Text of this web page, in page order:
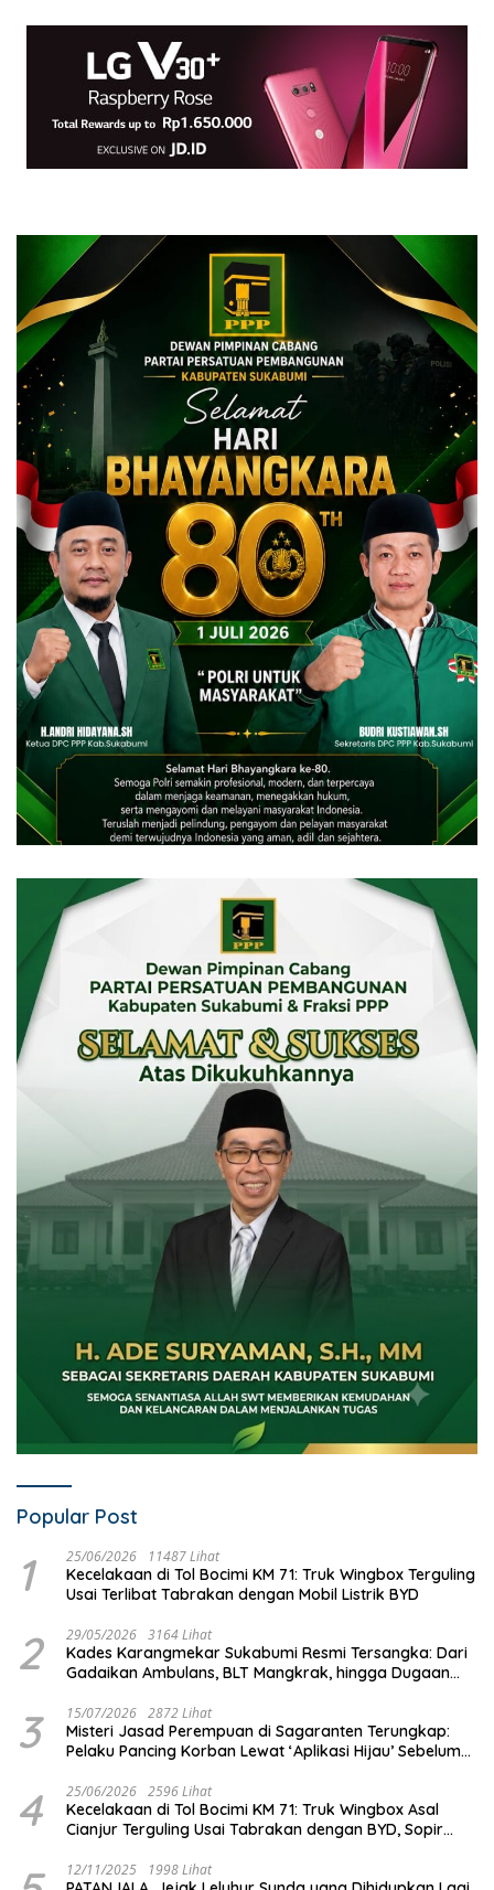
Popular Post
1 25/06/2026 11487 Lihat
Kecelakaan di Tol Bocimi KM 71: Truk Wingbox Terguling
Usai Terlibat Tabrakan dengan Mobil Listrik BYD
2 29/05/2026 3164 Lihat
Kades Karangmekar Sukabumi Resmi Tersangka: Dari
Gadaikan Ambulans, BLT Mangkrak, hingga Dugaan
3 15/07/2026 2872 Lihat
Misteri Jasad Perempuan di Sagaranten Terungkap:
Pelaku Pancing Korban Lewat ‘Aplikasi Hijau’ Sebelum
4 25/06/2026 2596 Lihat
Kecelakaan di Tol Bocimi KM 71: Truk Wingbox Asal
Cianjur Terguling Usai Tabrakan dengan BYD, Sopir
12/11/2025 1998 Lihat